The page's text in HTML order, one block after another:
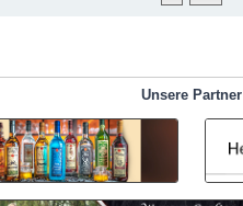
Unsere Partner